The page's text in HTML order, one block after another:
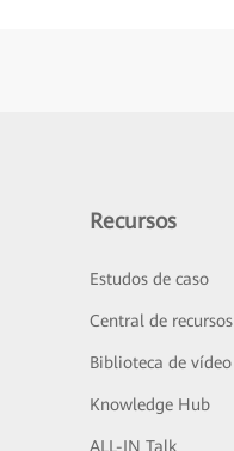
Recursos
Estudos de caso
Central de recursos
Biblioteca de vídeo
Knowledge Hub
ALL-IN Talk